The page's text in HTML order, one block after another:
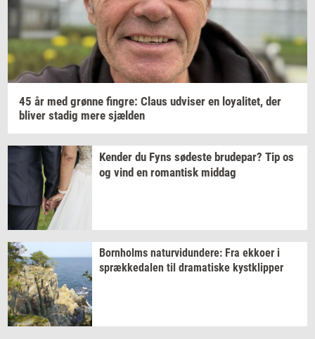
45 år med grøn­ne fin­gre: Claus ud­vi­ser en loy­a­li­tet, der
bli­ver sta­dig mere sjæl­den
Ken­der du Fyns sø­de­ste bru­de­par? Tip os
og vind en ro­man­tisk mid­dag
Born­holms na­tur­vi­dun­de­re: Fra ek­ko­er i
spræk­ke­da­len til dra­ma­ti­ske kyst­klip­per